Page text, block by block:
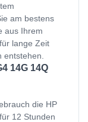
am bestens
aus Ihrem
lange Zeit
14G 14Q
die HP
12 Stunden